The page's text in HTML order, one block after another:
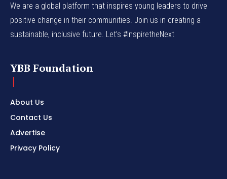
We are a global platform that inspires young leaders to drive
positive change in their communities. Join us in creating a
sustainable, inclusive future. Let’s #InspiretheNext
YBB Foundation
About Us
Contact Us
Advertise
Privacy Policy